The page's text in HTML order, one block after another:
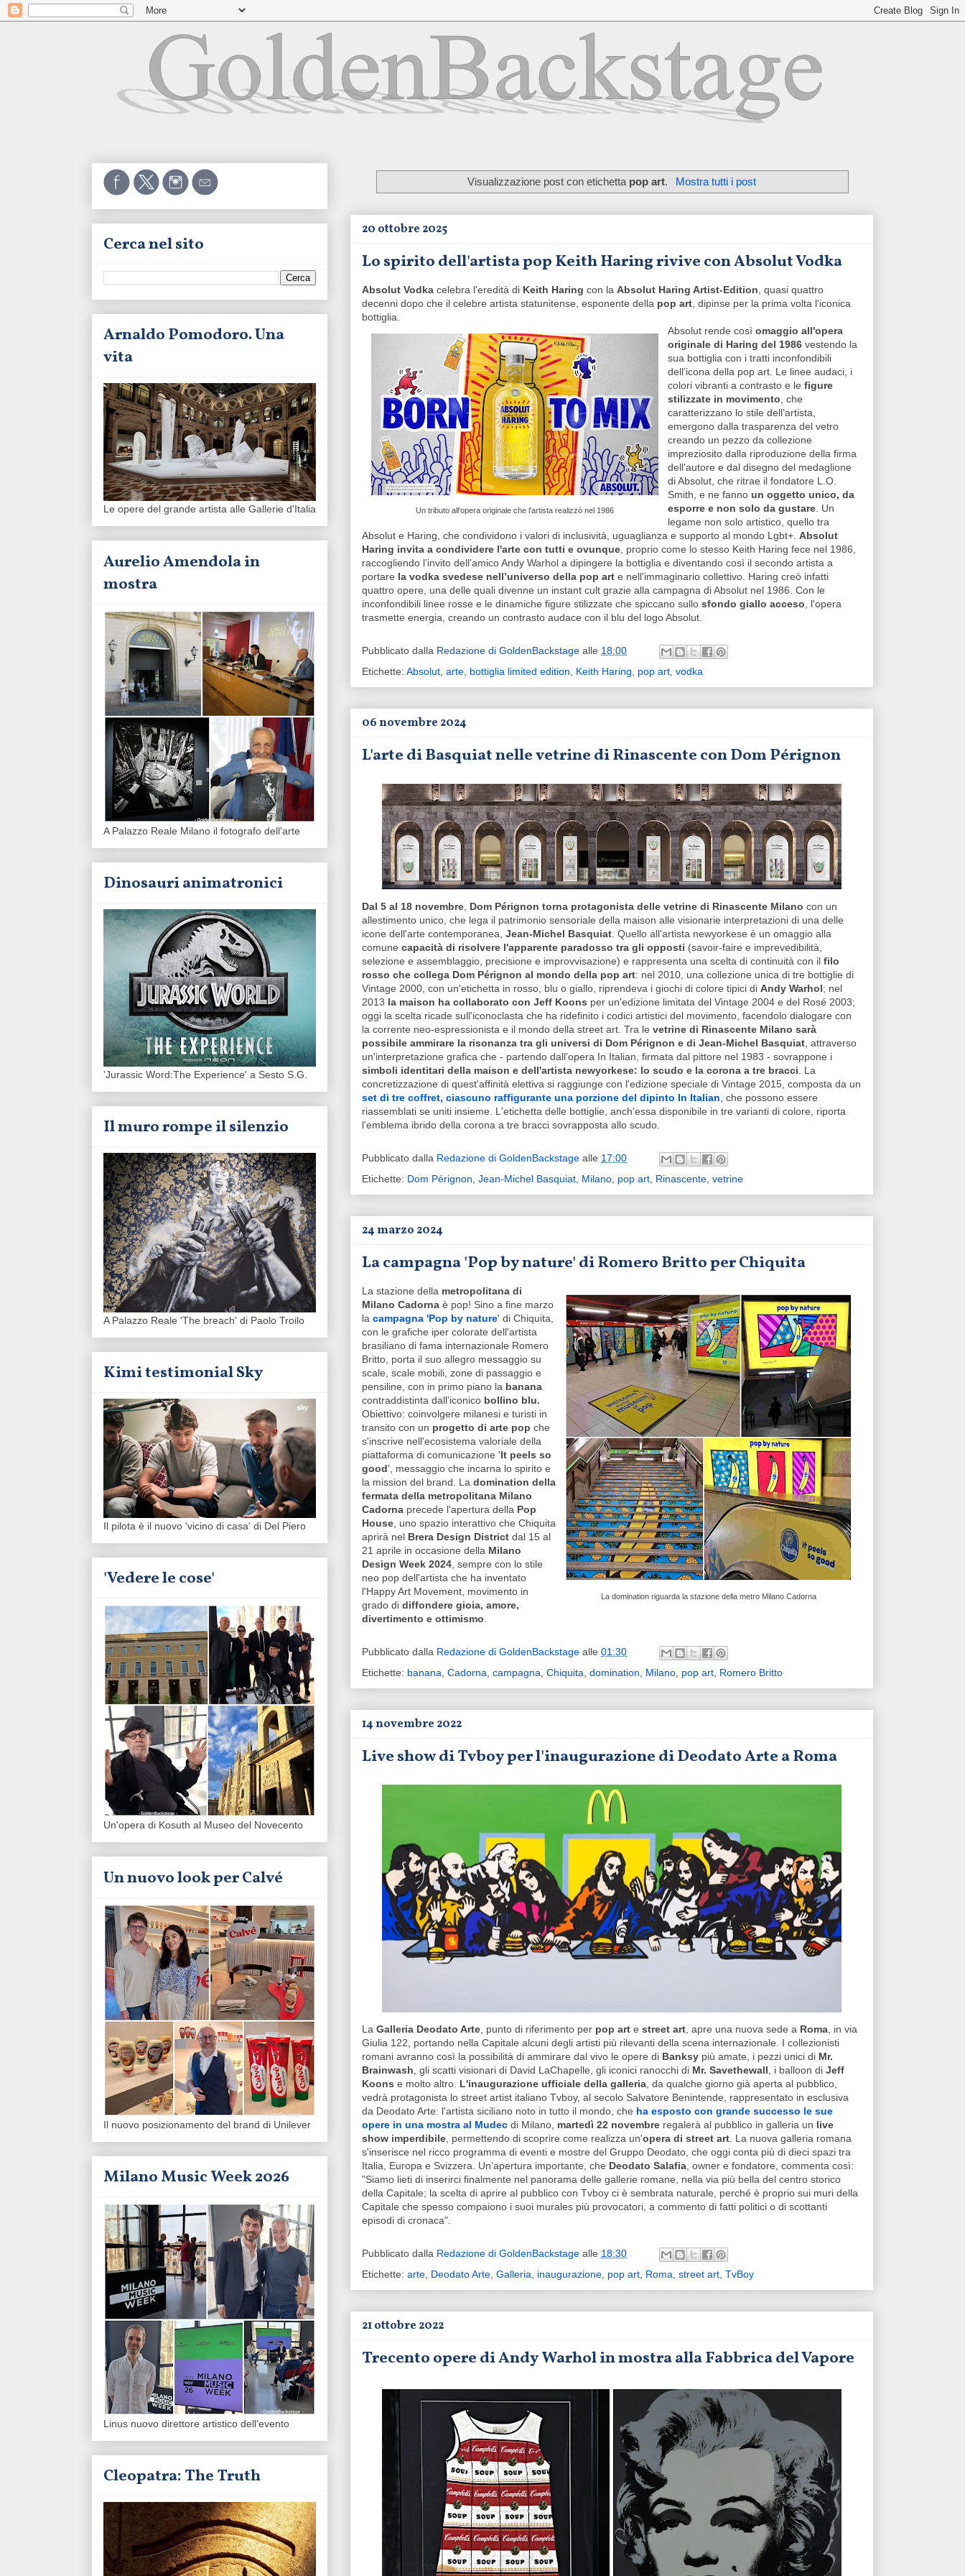
Visualizzazione post con etichetta pop art. Mostra tutti i post
20 ottobre 2025
Lo spirito dell'artista pop Keith Haring rivive con Absolut Vodka
Absolut Vodka celebra l'eredità di Keith Haring con la Absolut Haring Artist-Edition, quasi quattro
decenni dopo che il celebre artista statunitense, esponente della pop art, dipinse per la prima volta l'iconica
bottiglia.
Un tributo all'opera originale che l'artista realizzò nel 1986
Absolut rende così omaggio all'opera
originale di Haring del 1986 vestendo la
sua bottiglia con i tratti inconfondibili
dell’icona della pop art. Le linee audaci, i
colori vibranti a contrasto e le figure
stilizzate in movimento, che
caratterizzano lo stile dell’artista,
emergono dalla trasparenza del vetro
creando un pezzo da collezione
impreziosito dalla riproduzione della firma
dell'autore e dal disegno del medaglione
di Absolut, che ritrae il fondatore L.O.
Smith, e ne fanno un oggetto unico, da
esporre e non solo da gustare. Un
legame non solo artistico, quello tra
Absolut e Haring, che condividono i valori di inclusività, uguaglianza e supporto al mondo Lgbt+. Absolut
Haring invita a condividere l'arte con tutti e ovunque, proprio come lo stesso Keith Haring fece nel 1986,
raccogliendo l’invito dell’amico Andy Warhol a dipingere la bottiglia e diventando così il secondo artista a
portare la vodka svedese nell’universo della pop art e nell'immaginario collettivo. Haring creò infatti
quattro opere, una delle quali divenne un instant cult grazie alla campagna di Absolut nel 1986. Con le
inconfondibili linee rosse e le dinamiche figure stilizzate che spiccano sullo sfondo giallo acceso, l'opera
trasmette energia, creando un contrasto audace con il blu del logo Absolut.
Pubblicato dalla Redazione di GoldenBackstage alle 18:00
Etichette: Absolut, arte, bottiglia limited edition, Keith Haring, pop art, vodka
06 novembre 2024
L'arte di Basquiat nelle vetrine di Rinascente con Dom Pérignon
Dal 5 al 18 novembre, Dom Pérignon torna protagonista delle vetrine di Rinascente Milano con un
allestimento unico, che lega il patrimonio sensoriale della maison alle visionarie interpretazioni di una delle
icone dell'arte contemporanea, Jean-Michel Basquiat. Quello all'artista newyorkese è un omaggio alla
comune capacità di risolvere l'apparente paradosso tra gli opposti (savoir-faire e imprevedibilità,
selezione e assemblaggio, precisione e improvvisazione) e rappresenta una scelta di continuità con il filo
rosso che collega Dom Pérignon al mondo della pop art: nel 2010, una collezione unica di tre bottiglie di
Vintage 2000, con un'etichetta in rosso, blu o giallo, riprendeva i giochi di colore tipici di Andy Warhol; nel
2013 la maison ha collaborato con Jeff Koons per un'edizione limitata del Vintage 2004 e del Rosé 2003;
oggi la scelta ricade sull'iconoclasta che ha ridefinito i codici artistici del movimento, facendolo dialogare con
la corrente neo-espressionista e il mondo della street art. Tra le vetrine di Rinascente Milano sarà
possibile ammirare la risonanza tra gli universi di Dom Pérignon e di Jean-Michel Basquiat, attraverso
un'interpretazione grafica che - partendo dall’opera In Italian, firmata dal pittore nel 1983 - sovrappone i
simboli identitari della maison e dell'artista newyorkese: lo scudo e la corona a tre bracci. La
concretizzazione di quest'affinità elettiva si raggiunge con l'edizione speciale di Vintage 2015, composta da un
set di tre coffret, ciascuno raffigurante una porzione del dipinto In Italian, che possono essere
riassemblati se uniti insieme. L'etichetta delle bottiglie, anch'essa disponibile in tre varianti di colore, riporta
l'emblema ibrido della corona a tre bracci sovrapposta allo scudo.
Pubblicato dalla Redazione di GoldenBackstage alle 17:00
Etichette: Dom Pérignon, Jean-Michel Basquiat, Milano, pop art, Rinascente, vetrine
24 marzo 2024
La campagna 'Pop by nature' di Romero Britto per Chiquita
La domination riguarda la stazione della metro Milano Cadorna
La stazione della metropolitana di
Milano Cadorna è pop! Sino a fine marzo
la campagna 'Pop by nature' di Chiquita,
con le grafiche iper colorate dell'artista
brasiliano di fama internazionale Romero
Britto, porta il suo allegro messaggio su
scale, scale mobili, zone di passaggio e
pensiline, con in primo piano la banana
contraddistinta dall'iconico bollino blu.
Obiettivo: coinvolgere milanesi e turisti in
transito con un progetto di arte pop che
s'inscrive nell'ecosistema valoriale della
piattaforma di comunicazione 'It peels so
good', messaggio che incarna lo spirito e
la mission del brand. La domination della
fermata della metropolitana Milano
Cadorna precede l'apertura della Pop
House, uno spazio interattivo che Chiquita
aprirà nel Brera Design District dal 15 al
21 aprile in occasione della Milano
Design Week 2024, sempre con lo stile
neo pop dell'artista che ha inventato
l'Happy Art Movement, movimento in
grado di diffondere gioia, amore,
divertimento e ottimismo.
Pubblicato dalla Redazione di GoldenBackstage alle 01:30
Etichette: banana, Cadorna, campagna, Chiquita, domination, Milano, pop art, Romero Britto
14 novembre 2022
Live show di Tvboy per l'inaugurazione di Deodato Arte a Roma
La Galleria Deodato Arte, punto di riferimento per pop art e street art, apre una nuova sede a Roma, in via
Giulia 122, portando nella Capitale alcuni degli artisti più rilevanti della scena internazionale. I collezionisti
romani avranno così la possibilità di ammirare dal vivo le opere di Banksy più amate, i pezzi unici di Mr.
Brainwash, gli scatti visionari di David LaChapelle, gli iconici ranocchi di Mr. Savethewall, i balloon di Jeff
Koons e molto altro. L'inaugurazione ufficiale della galleria, da qualche giorno già aperta al pubblico,
vedrà protagonista lo street artist italiano Tvboy, al secolo Salvatore Benintende, rappresentato in esclusiva
da Deodato Arte: l'artista siciliano noto in tutto il mondo, che ha esposto con grande successo le sue
opere in una mostra al Mudec di Milano, martedì 22 novembre regalerà al pubblico in galleria un live
show imperdibile, permettendo di scoprire come realizza un'opera di street art. La nuova galleria romana
s'inserisce nel ricco programma di eventi e mostre del Gruppo Deodato, che oggi conta più di dieci spazi tra
Italia, Europa e Svizzera. Un’apertura importante, che Deodato Salafia, owner e fondatore, commenta così:
"Siamo lieti di inserirci finalmente nel panorama delle gallerie romane, nella via più bella del centro storico
della Capitale; la scelta di aprire al pubblico con Tvboy ci è sembrata naturale, perché è proprio sui muri della
Capitale che spesso compaiono i suoi murales più provocatori, a commento di fatti politici o di scottanti
episodi di cronaca".
Pubblicato dalla Redazione di GoldenBackstage alle 18:30
Etichette: arte, Deodato Arte, Galleria, inaugurazione, pop art, Roma, street art, TvBoy
21 ottobre 2022
Trecento opere di Andy Warhol in mostra alla Fabbrica del Vapore
Cerca nel sito
Arnaldo Pomodoro. Una
vita
Le opere del grande artista alle Gallerie d'Italia
Aurelio Amendola in
mostra
A Palazzo Reale Milano il fotografo dell'arte
Dinosauri animatronici
'Jurassic Word:The Experience' a Sesto S.G.
Il muro rompe il silenzio
A Palazzo Reale 'The breach' di Paolo Troilo
Kimi testimonial Sky
Il pilota è il nuovo 'vicino di casa' di Del Piero
'Vedere le cose'
Un'opera di Kosuth al Museo del Novecento
Un nuovo look per Calvé
Il nuovo posizionamento del brand di Unilever
Milano Music Week 2026
Linus nuovo direttore artistico dell'evento
Cleopatra: The Truth